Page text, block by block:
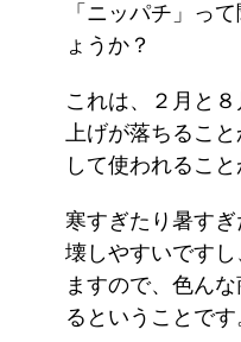
「ニッパチ」っ
ょうか？
これは、２月と
上げが落ちるこ
して使われること
寒すぎたり暑す
壊しやすいです
ますので、色ん
るということです